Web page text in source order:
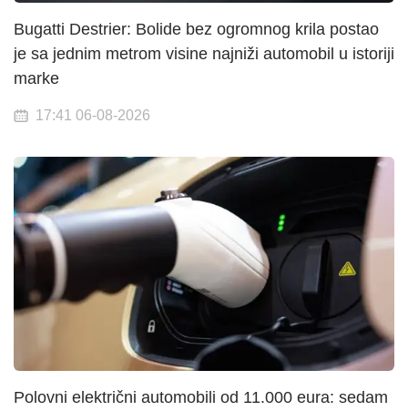
Bugatti Destrier: Bolide bez ogromnog krila postao
je sa jednim metrom visine najniži automobil u istoriji
marke
17:41 06-08-2026
Polovni električni automobili od 11.000 eura: sedam